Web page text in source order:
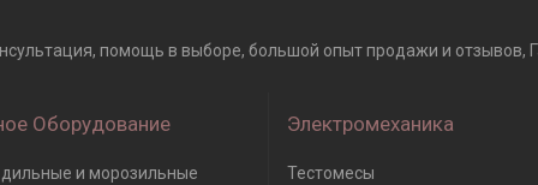
помощь в выборе, большой опыт продажи и отзывов,
Оборудование
и морозильные
Электромеханика
Тестомесы